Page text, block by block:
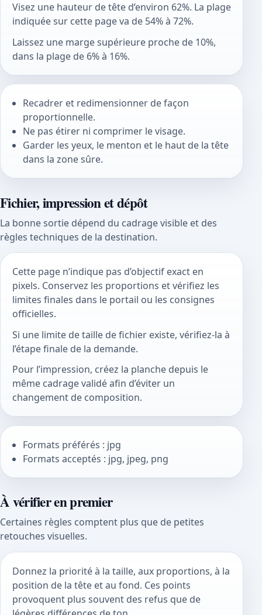
Visez une hauteur de tête d’environ 62%. La plage
indiquée sur cette page va de 54% à 72%.
Laissez une marge supérieure proche de 10%,
dans la plage de 6% à 16%.
Recadrer et redimensionner de façon
proportionnelle.
Ne pas étirer ni comprimer le visage.
Garder les yeux, le menton et le haut de la tête
dans la zone sûre.
Fichier, impression et dépôt
La bonne sortie dépend du cadrage visible et des
règles techniques de la destination.
Cette page n’indique pas d’objectif exact en
pixels. Conservez les proportions et vérifiez les
limites finales dans le portail ou les consignes
officielles.
Si une limite de taille de fichier existe, vérifiez-la à
l’étape finale de la demande.
Pour l’impression, créez la planche depuis le
même cadrage validé afin d’éviter un
changement de composition.
Formats préférés : jpg
Formats acceptés : jpg, jpeg, png
À vérifier en premier
Certaines règles comptent plus que de petites
retouches visuelles.
Donnez la priorité à la taille, aux proportions, à la
position de la tête et au fond. Ces points
provoquent plus souvent des refus que de